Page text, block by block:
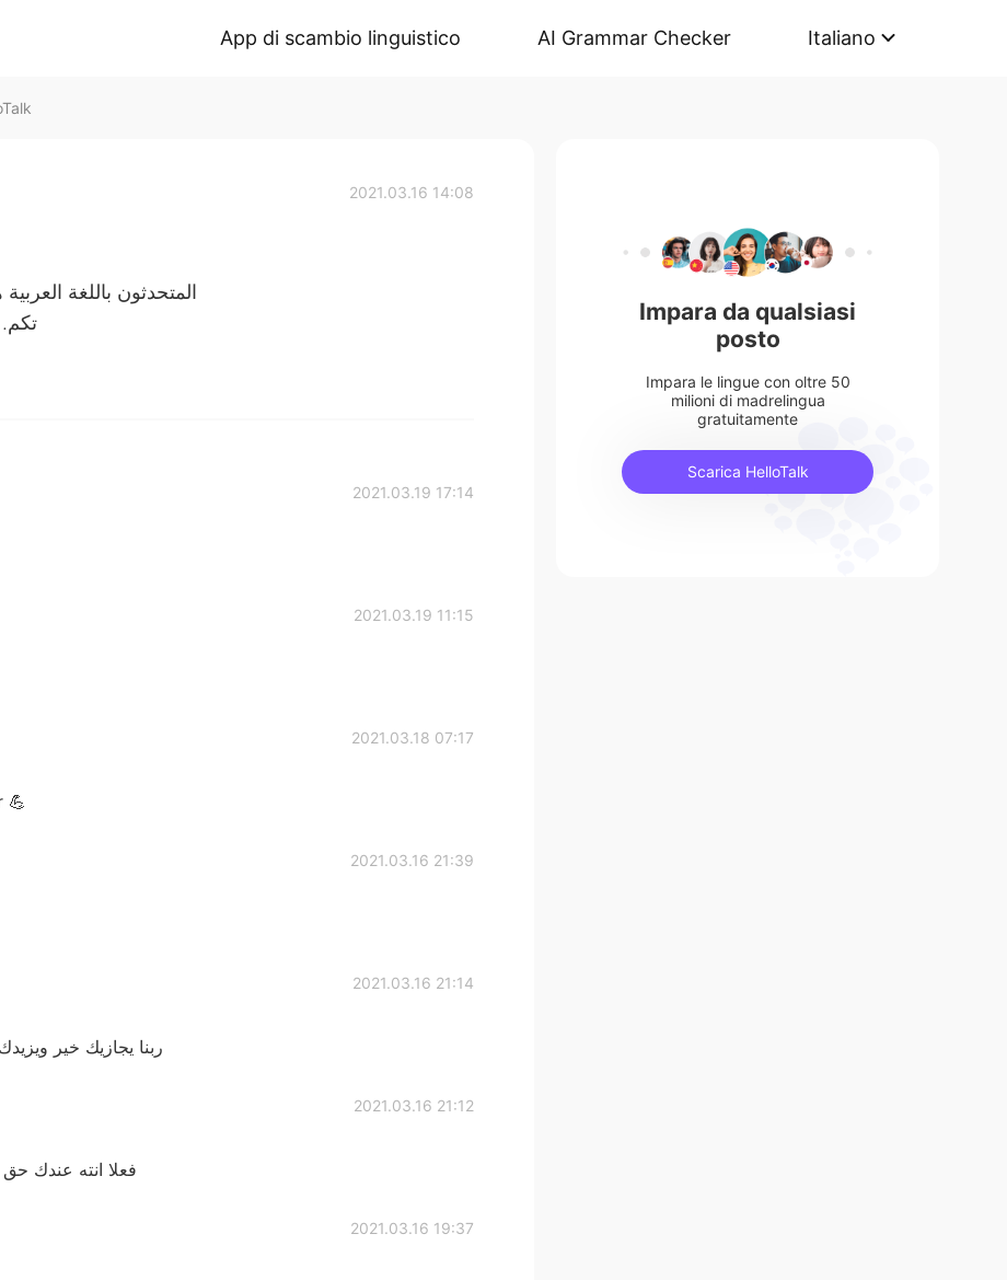
App di scambio linguistico AI Grammar Checker Italiano
2021.03.16 14:08
المتحدثون باللغة
2021.03.19 17:14
2021.03.19 11:15
2021.03.18 07:17
💪
2021.03.16 21:39
2021.03.16 21:14
ربنا يجازيك خير
2021.03.16 21:12
فعلا انته عندك حق
2021.03.16 19:37
Impara da qualsiasi
posto
Impara le lingue con oltre 50
milioni di madrelingua
gratuitamente
Scarica HelloTalk